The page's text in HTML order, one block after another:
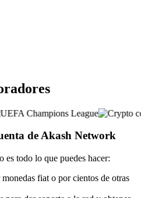
de Akash Network
es todo lo que puedes hacer:
fiat o por cientos de otras